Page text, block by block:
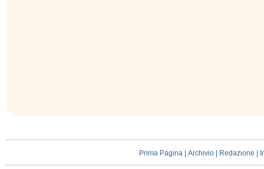
Prima Pagina |Archivio | Redazione |